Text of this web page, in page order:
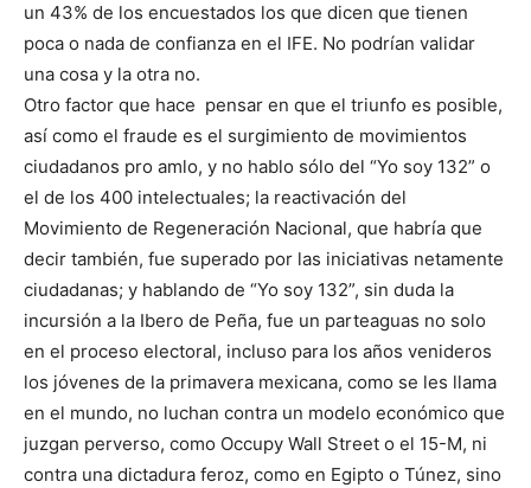
un 43% de los encuestados los que dicen que tienen
poca o nada de confianza en el IFE. No podrían validar
una cosa y la otra no.
Otro factor que hace pensar en que el triunfo es posible,
así como el fraude es el surgimiento de movimientos
ciudadanos pro amlo, y no hablo sólo del “Yo soy 132” o
el de los 400 intelectuales; la reactivación del
Movimiento de Regeneración Nacional, que habría que
decir también, fue superado por las iniciativas netamente
ciudadanas; y hablando de “Yo soy 132”, sin duda la
incursión a la Ibero de Peña, fue un parteaguas no solo
en el proceso electoral, incluso para los años venideros
los jóvenes de la primavera mexicana, como se les llama
en el mundo, no luchan contra un modelo económico que
juzgan perverso, como Occupy Wall Street o el 15-M, ni
contra una dictadura feroz, como en Egipto o Túnez, sino